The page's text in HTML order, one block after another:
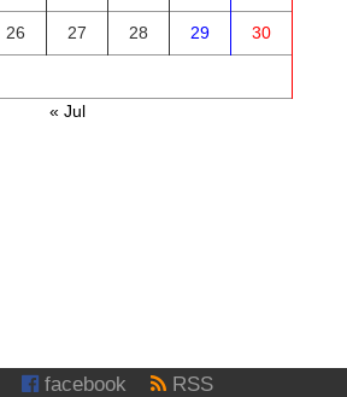
26 27 28 29 30
« Jul
facebook RSS